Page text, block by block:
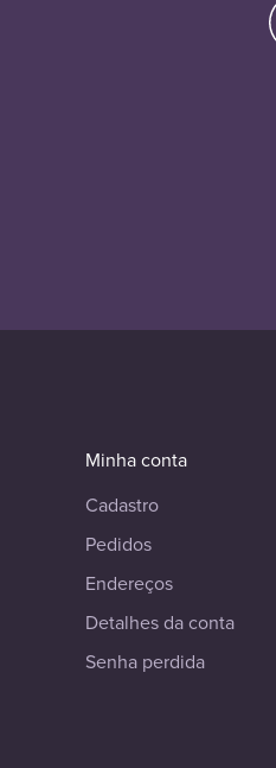
Minha conta
Cadastro
Pedidos
Endereços
Detalhes da conta
Senha perdida